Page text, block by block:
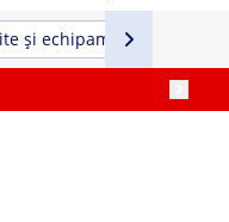
și echipamente agricole